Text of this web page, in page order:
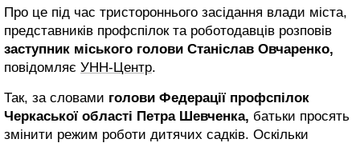
Про це під час тристороннього засідання влади міста,
представників профспілок та роботодавців розповів
заступник міського голови Станіслав Овчаренко,
повідомляє УНН-Центр.
Так, за словами голови Федерації профспілок
Черкаської області Петра Шевченка, батьки просять
змінити режим роботи дитячих садків. Оскільки